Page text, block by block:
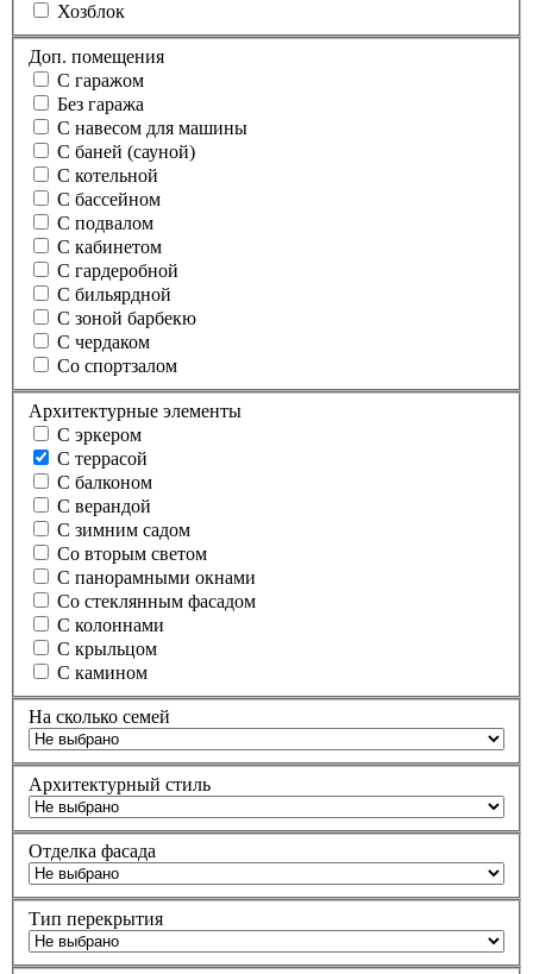
Хозблок
Доп. помещения
С гаражом
Без гаража
С навесом для машины
С баней (сауной)
С котельной
С бассейном
С подвалом
С кабинетом
С гардеробной
С бильярдной
С зоной барбекю
С чердаком
Со спортзалом
Архитектурные элементы
С эркером
С террасой
С балконом
С верандой
С зимним садом
Со вторым светом
С панорамными окнами
Со стеклянным фасадом
С колоннами
С крыльцом
С камином
На сколько семей
Архитектурный стиль
Отделка фасада
Тип перекрытия